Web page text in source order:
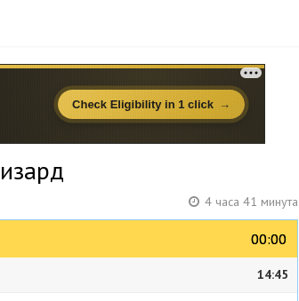
4 часа 41 минута
00:00
00:00
14:45